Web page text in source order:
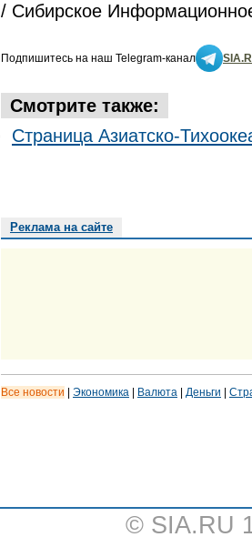
/ Сибирское
Подпишитесь на наш Telegram-канал
Смотрите также:
Страница Азиатско-
Реклама на сайте
Все новости Экономика Валюта Деньги
© SIA.RU